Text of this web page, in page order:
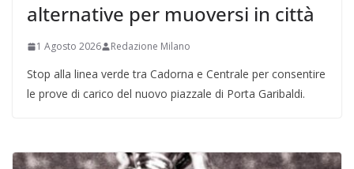
alternative per muoversi in città
1 Agosto 2026 Redazione Milano
Stop alla linea verde tra Cadorna e Centrale per consentire
le prove di carico del nuovo piazzale di Porta Garibaldi.